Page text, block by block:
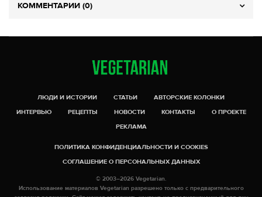
КОММЕНТАРИИ (0)
ЛЮДИ И ИСТОРИИ СТАТЬИ
АВТОРСКИЕ КОЛОНКИ
ИНТЕРВЬЮ
РЕЦЕПТЫ НОВОСТИ КОНТАКТЫ
О ПРОЕКТЕ
РЕКЛАМА
ПОЛИТИКА КОНФИДЕНЦИАЛЬНОСТИ И COOKIES
СОГЛАШЕНИЕ О ПЕРСОНАЛЬНЫХ ДАННЫХ
© 2003–2026 Vegetarian.
Использование материалов Vegetarian разрешено только с предварительного